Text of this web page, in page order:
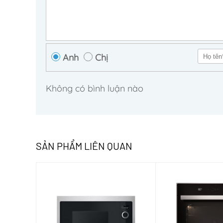
Anh Chị
Không có bình luận nào
SẢN PHẨM LIÊN QUAN